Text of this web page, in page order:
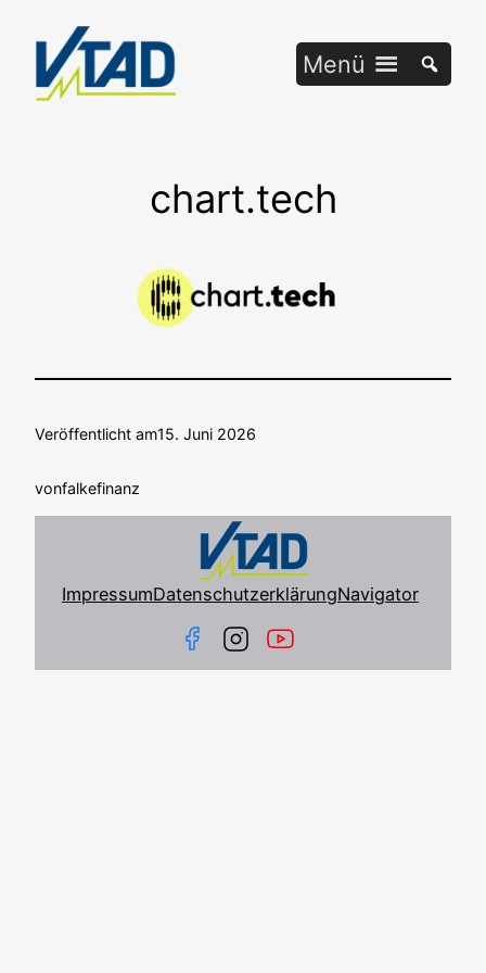
springen
Menü
chart.tech
Veröffentlicht am15. Juni 2026
vonfalkefinanz
ImpressumDatenschutzerklärungNavigator